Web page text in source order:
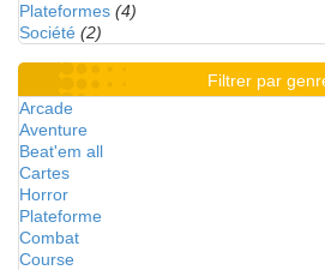
Plateformes (4)
Société (2)
Filtrer par
Arcade
Aventure
Beat'em all
Cartes
Horror
Plateforme
Combat
Course